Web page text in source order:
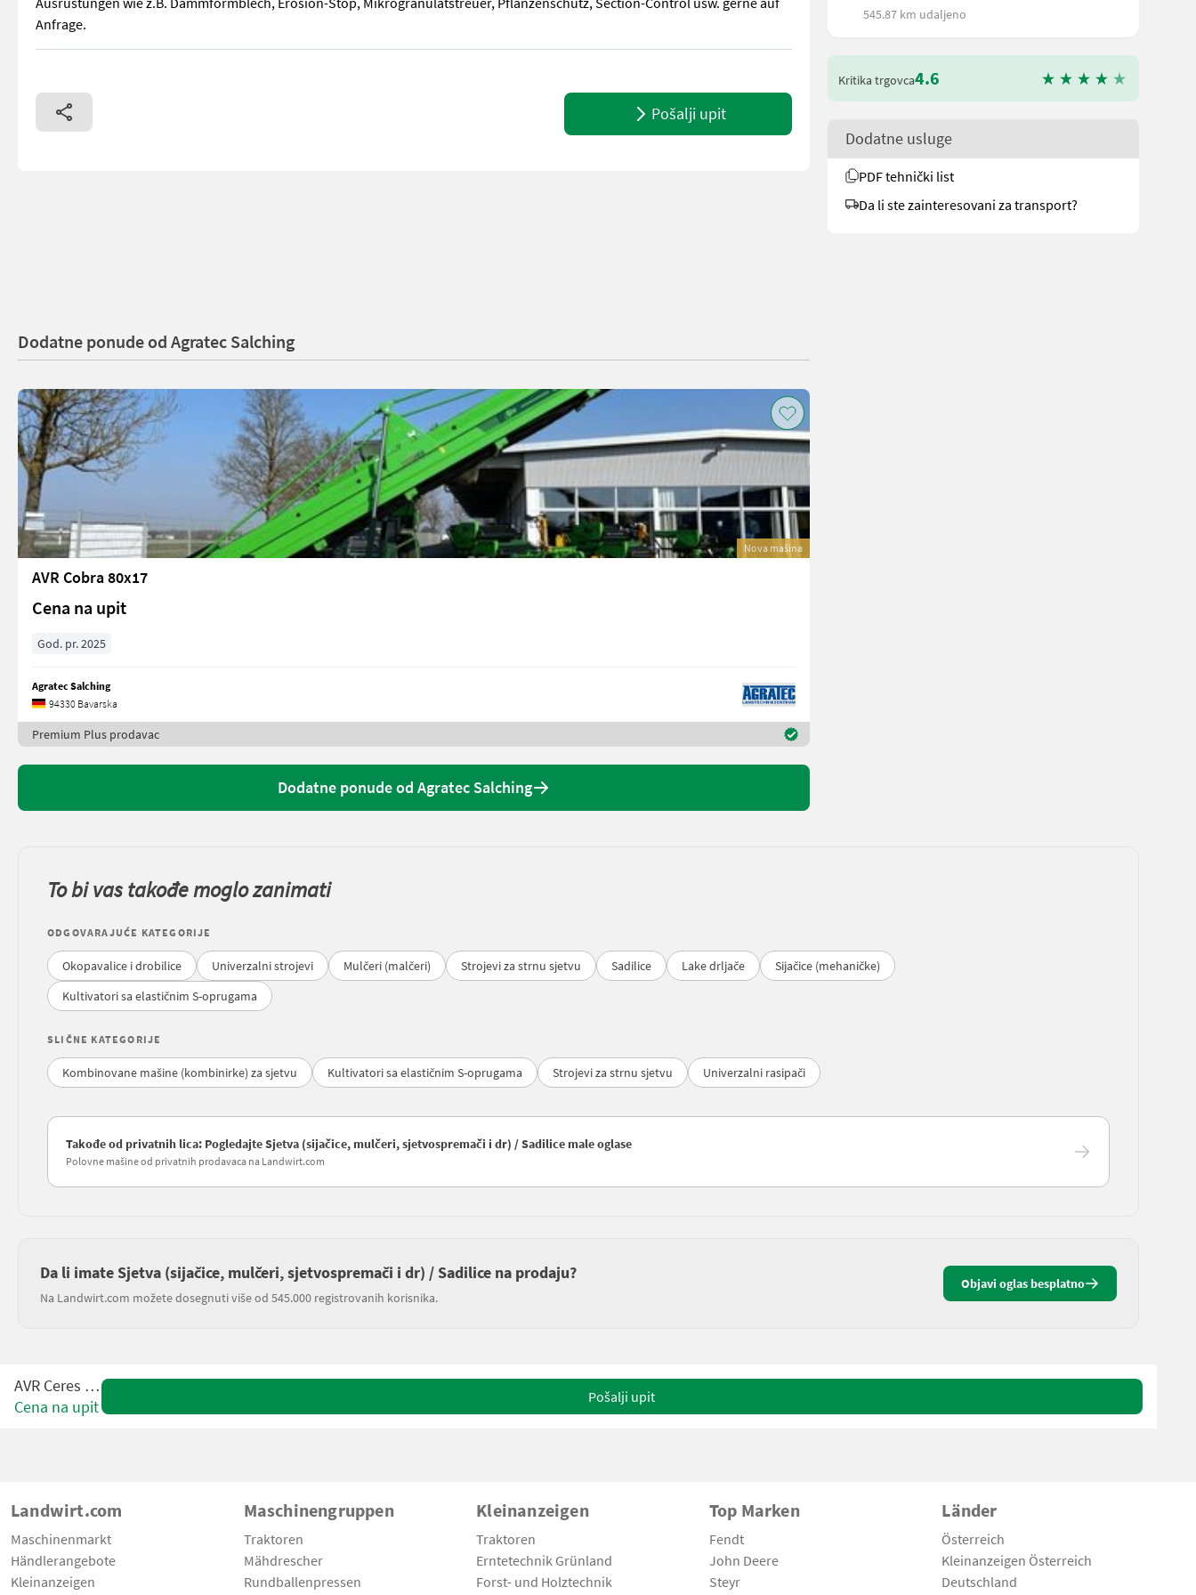
Anfrage.
AVR Kartoffellegemaschine mit hydraulischem Antrieb 4x75cm ISOBUS Verschleissteile vor dem Furchenzieher, Tiefenführungsräder von außerhalb der Maschine über Spindelhub
Pošalji upit
545.87 km udaljeno
Kritika trgovca4.6
Dodatne usluge
PDF tehnički list
Da li ste zainteresovani za transport?
Dodatne ponude od Agratec Salching
Nova mašina
AVR Cobra 80x17
Cena na upit
God. pr. 2025
Agratec Salching
94330 Bavarska
Premium Plus prodavac
Dodatne ponude od Agratec Salching
To bi vas takođe moglo zanimati
ODGOVARAJUĆE KATEGORIJE
Okopavalice i drobilice Univerzalni strojevi Mulčeri (malčeri) Strojevi za strnu sjetvu Sadilice Lake drljače
Sijačice (mehaničke)
Kultivatori sa elastičnim S-oprugama
SLIČNE KATEGORIJE
Kombinovane mašine (kombinirke) za sjetvu Kultivatori sa elastičnim S-oprugama Strojevi za strnu sjetvu Univerzalni rasipači
Takođe od privatnih lica: Pogledajte Sjetva (sijačice, mulčeri, sjetvospremači i dr) / Sadilice male oglase
Polovne mašine od privatnih prodavaca na Landwirt.com
Da li imate Sjetva (sijačice, mulčeri, sjetvospremači i dr) / Sadilice na prodaju?
Na Landwirt.com možete dosegnuti više od 545.000 registrovanih korisnika.
Objavi oglas besplatno
AVR Ceres 440
Cena na upit
Pošalji upit
Landwirt.com
Maschinenmarkt
Händlerangebote
Kleinanzeigen
Maschinengruppen
Traktoren
Mähdrescher
Rundballenpressen
Kleinanzeigen
Traktoren
Erntetechnik Grünland
Forst- und Holztechnik
Top Marken
Fendt
John Deere
Steyr
Länder
Österreich
Kleinanzeigen Österreich
Deutschland